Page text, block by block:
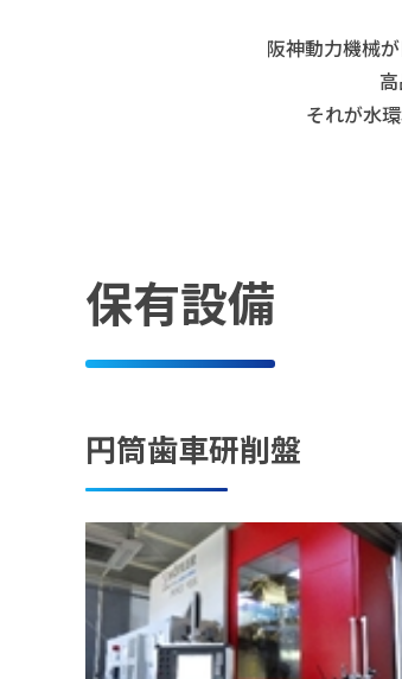
阪神動力機械
それが水
保有設備
円筒歯車研削盤